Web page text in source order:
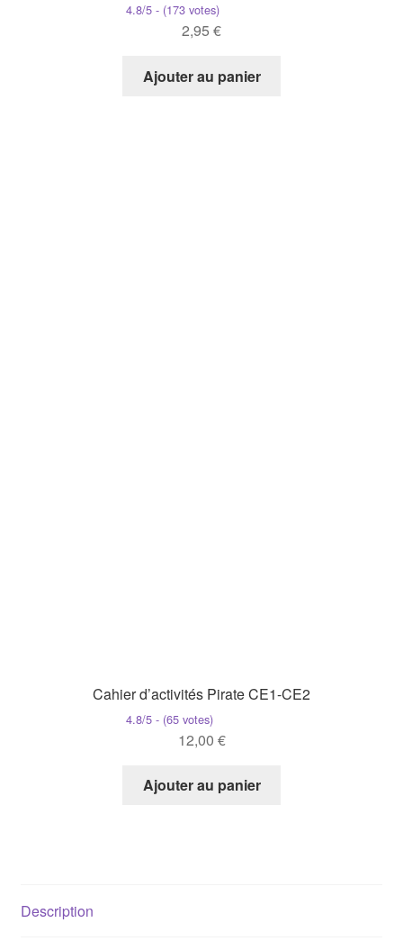
4.8/5 - (173 votes)
2,95 €
Ajouter au panier
Cahier d’activités Pirate CE1-CE2
4.8/5 - (65 votes)
12,00 €
Ajouter au panier
Description